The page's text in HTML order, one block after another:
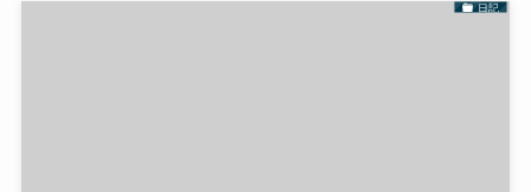
日記